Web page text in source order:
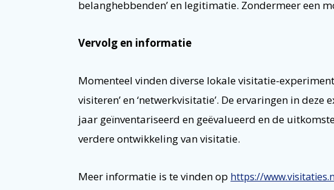
belanghebbenden’ en legitimatie. Zondermeer een
Vervolg en informatie
Momenteel vinden diverse lokale visitatie-
visiteren’ en ‘netwerkvisitatie’. De ervaringen in
jaar geïnventariseerd en geëvalueerd en de
verdere ontwikkeling van visitatie.
Meer informatie is te vinden op https://